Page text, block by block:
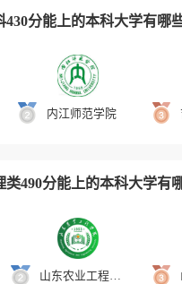
430分能上的本科大学有哪
内江师范学院
类490分能上的本科大学有
山东农业工程学院